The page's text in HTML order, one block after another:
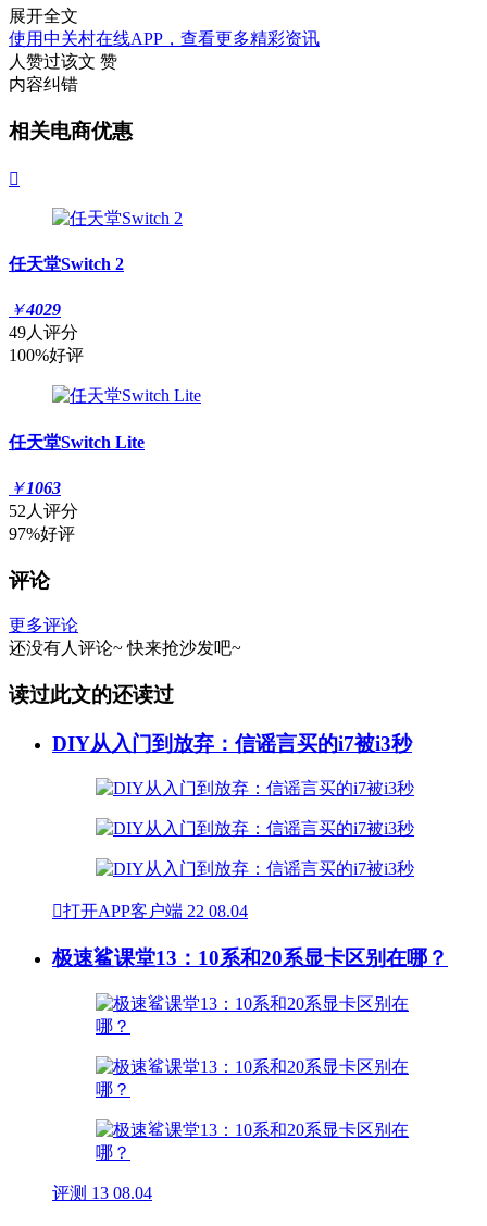
展开全文
使用中关村在线APP，查看更多精彩资讯
人赞过该文 赞
内容纠错
相关电商优惠

任天堂Switch 2
￥4029
49人评分
100%好评
任天堂Switch Lite
￥1063
52人评分
97%好评
评论
更多评论
还没有人评论~ 快来抢沙发吧~
读过此文的还读过
DIY从入门到放弃：信谣言买的i7被i3秒
打开APP客户端 22 08.04
极速鲨课堂13：10系和20系显卡区别在哪？
评测 13 08.04